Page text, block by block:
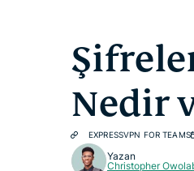
Nedir
EXPRESSVPN FOR TEAMS
Yazan
Christopher